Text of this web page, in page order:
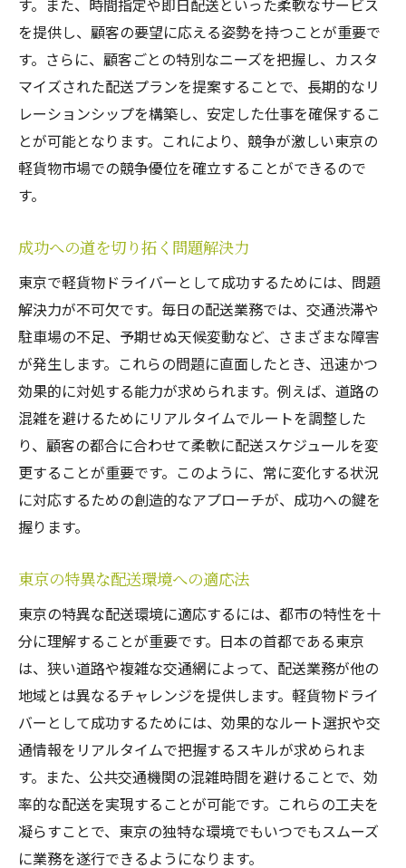
す。また、時間指定や即日配送といった柔軟なサービス
を提供し、顧客の要望に応える姿勢を持つことが重要で
す。さらに、顧客ごとの特別なニーズを把握し、カスタ
マイズされた配送プランを提案することで、長期的なリ
レーションシップを構築し、安定した仕事を確保するこ
とが可能となります。これにより、競争が激しい東京の
軽貨物市場での競争優位を確立することができるので
す。
成功への道を切り拓く問題解決力
東京で軽貨物ドライバーとして成功するためには、問題
解決力が不可欠です。毎日の配送業務では、交通渋滞や
駐車場の不足、予期せぬ天候変動など、さまざまな障害
が発生します。これらの問題に直面したとき、迅速かつ
効果的に対処する能力が求められます。例えば、道路の
混雑を避けるためにリアルタイムでルートを調整した
り、顧客の都合に合わせて柔軟に配送スケジュールを変
更することが重要です。このように、常に変化する状況
に対応するための創造的なアプローチが、成功への鍵を
握ります。
東京の特異な配送環境への適応法
東京の特異な配送環境に適応するには、都市の特性を十
分に理解することが重要です。日本の首都である東京
は、狭い道路や複雑な交通網によって、配送業務が他の
地域とは異なるチャレンジを提供します。軽貨物ドライ
バーとして成功するためには、効果的なルート選択や交
通情報をリアルタイムで把握するスキルが求められま
す。また、公共交通機関の混雑時間を避けることで、効
率的な配送を実現することが可能です。これらの工夫を
凝らすことで、東京の独特な環境でもいつでもスムーズ
に業務を遂行できるようになります。